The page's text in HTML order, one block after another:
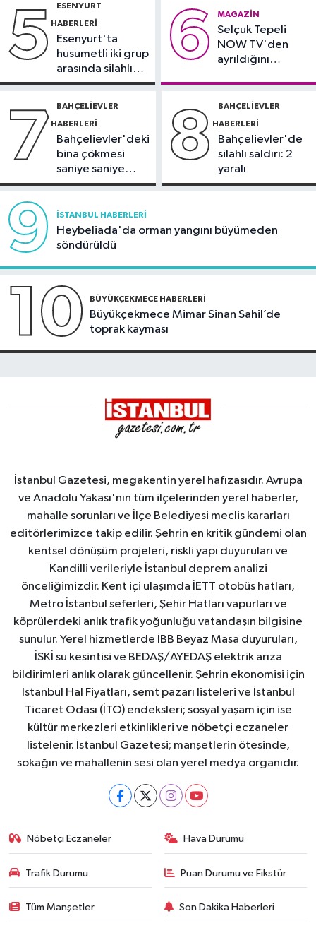
demeyin, önlemini alın
5 ESENYURT
HABERLERI
Esenyurt'ta
husumetli iki grup
arasında silahlı
kavga
6 MAGAZIN
Selçuk Tepeli
NOW TV'den
ayrıldığını
7 BAHÇELIEVLER
HABERLERI
Bahçelievler'deki
bina çökmesi
saniye saniye
görüntülendi
8 BAHÇELIEVLER
HABERLERI
Bahçelievler'de
silahlı saldırı: 2
yaralı
9 İSTANBUL HABERLERI
Heybeliada'da orman yangını büyümeden
söndürüldü
10 BÜYÜKÇEKMECE HABERLERI
Büyükçekmece Mimar Sinan Sahil’de
toprak kayması
İstanbul Gazetesi, megakentin yerel hafızasıdır. Avrupa
ve Anadolu Yakası'nın tüm ilçelerinden yerel haberler,
mahalle sorunları ve İlçe Belediyesi meclis kararları
editörlerimizce takip edilir. Şehrin en kritik gündemi olan
kentsel dönüşüm projeleri, riskli yapı duyuruları ve
Kandilli verileriyle İstanbul deprem analizi
önceliğimizdir. Kent içi ulaşımda İETT otobüs hatları,
Metro İstanbul seferleri, Şehir Hatları vapurları ve
köprülerdeki anlık trafik yoğunluğu vatandaşın bilgisine
sunulur. Yerel hizmetlerde İBB Beyaz Masa duyuruları,
İSKİ su kesintisi ve BEDAŞ/AYEDAŞ elektrik arıza
bildirimleri anlık olarak güncellenir. Şehrin ekonomisi için
İstanbul Hal Fiyatları, semt pazarı listeleri ve İstanbul
Ticaret Odası (İTO) endeksleri; sosyal yaşam için ise
kültür merkezleri etkinlikleri ve nöbetçi eczaneler
listelenir. İstanbul Gazetesi; manşetlerin ötesinde,
sokağın ve mahallenin sesi olan yerel medya organıdır.
Nöbetçi Eczaneler Hava Durumu
Trafik Durumu Puan Durumu ve Fikstür
Tüm Manşetler Son Dakika Haberleri